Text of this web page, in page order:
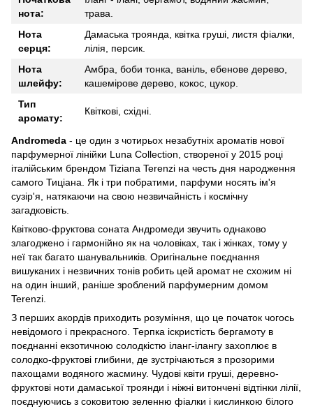
нота:
трава.
Нота
серця:
Дамаська троянда, квітка груші, листя фіалки,
лілія, персик.
Нота
шлейфу:
Амбра, боби тонка, ваніль, ебенове дерево,
кашемірове дерево, кокос, цукор.
Тип
аромату:
Квіткові, східні.
Andromeda - це один з чотирьох незабутніх ароматів нової
парфумерної лінійки Luna Collection, створеної у 2015 році
італійським брендом Tiziana Terenzi на честь дня народження
самого Тиціана. Як і три побратими, парфуми носять ім'я
сузір'я, натякаючи на свою незвичайність і космічну
загадковість.
Квітково-фруктова соната Андромеди звучить однаково
злагоджено і гармонійно як на чоловіках, так і жінках, тому у
неї так багато шанувальників. Оригінальне поєднання
вишуканих і незвичних тонів робить цей аромат не схожим ні
на один інший, раніше зроблений парфумерним домом
Terenzi.
З перших акордів приходить розуміння, що це початок чогось
невідомого і прекрасного. Терпка іскристість бергамоту в
поєднанні екзотичною солодкістю іланг-ілангу захоплює в
солодко-фруктові глибини, де зустрічаються з прозорими
пахощами водяного жасмину. Чудові квіти груші, деревно-
фруктові ноти дамаської троянди і ніжні витончені відтінки лілії,
поєднуючись з соковитою зеленню фіалки і кислинкою білого